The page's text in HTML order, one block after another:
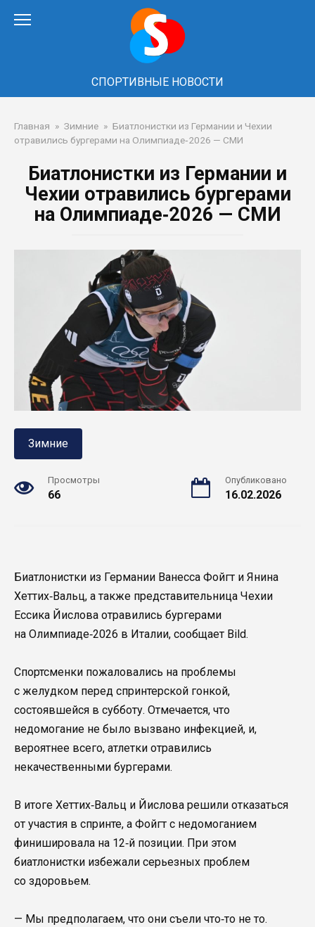
СПОРТИВНЫЕ НОВОСТИ
Главная » Зимние » Биатлонистки из Германии и Чехии
отравились бургерами на Олимпиаде‑2026 — СМИ
Биатлонистки из Германии и
Чехии отравились бургерами
на Олимпиаде‑2026 — СМИ
Зимние
Просмотры
66
Опубликовано
16.02.2026
Биатлонистки из Германии Ванесса Фойгт и Янина
Хеттих‑Вальц, а также представительница Чехии
Ессика Йислова отравились бургерами
на Олимпиаде‑2026 в Италии, сообщает Bild.
Спортсменки пожаловались на проблемы
с желудком перед спринтерской гонкой,
состоявшейся в субботу. Отмечается, что
недомогание не было вызвано инфекцией, и,
вероятнее всего, атлетки отравились
некачественными бургерами.
В итоге Хеттих‑Вальц и Йислова решили отказаться
от участия в спринте, а Фойгт с недомоганием
финишировала на 12‑й позиции. При этом
биатлонистки избежали серьезных проблем
со здоровьем.
— Мы предполагаем, что они съели что‑то не то.